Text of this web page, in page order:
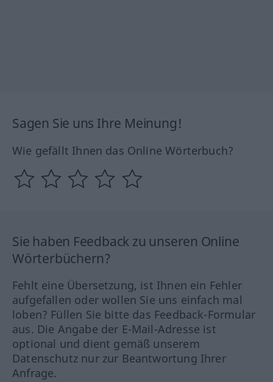
Sagen Sie uns Ihre Meinung!
Wie gefällt Ihnen das Online Wörterbuch?
Sie haben Feedback zu unseren Online
Wörterbüchern?
Fehlt eine Übersetzung, ist Ihnen ein Fehler
aufgefallen oder wollen Sie uns einfach mal
loben? Füllen Sie bitte das Feedback-Formular
aus. Die Angabe der E-Mail-Adresse ist
optional und dient gemäß unserem
Datenschutz nur zur Beantwortung Ihrer
Anfrage.